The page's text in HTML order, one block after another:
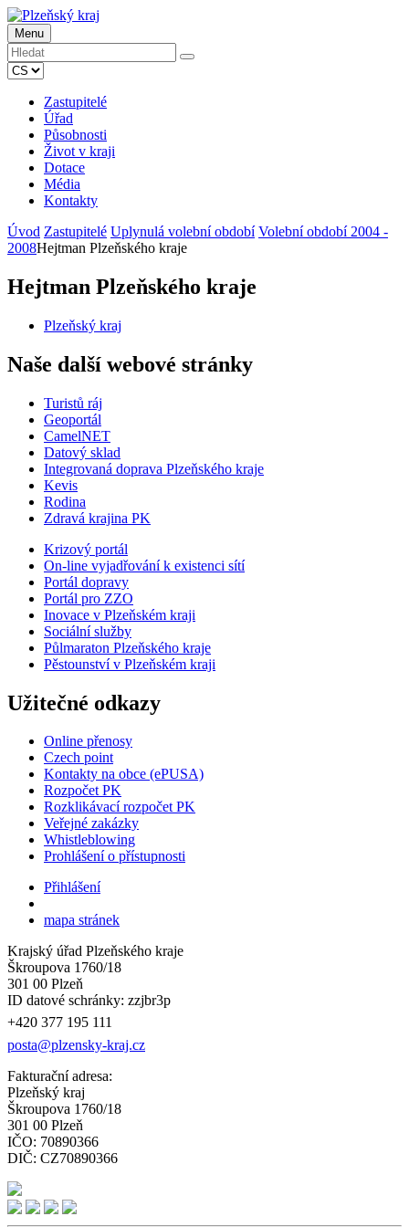
Menu
Zastupitelé
Úřad
Působnosti
Život v kraji
Dotace
Média
Kontakty
Úvod Zastupitelé Uplynulá volební období Volební období 2004 -
2008Hejtman Plzeňského kraje
Hejtman Plzeňského kraje
Plzeňský kraj
Naše další webové stránky
Turistů ráj
Geoportál
CamelNET
Datový sklad
Integrovaná doprava Plzeňského kraje
Kevis
Rodina
Zdravá krajina PK
Krizový portál
On-line vyjadřování k existenci sítí
Portál dopravy
Portál pro ZZO
Inovace v Plzeňském kraji
Sociální služby
Půlmaraton Plzeňského kraje
Pěstounství v Plzeňském kraji
Užitečné odkazy
Online přenosy
Czech point
Kontakty na obce (ePUSA)
Rozpočet PK
Rozklikávací rozpočet PK
Veřejné zakázky
Whistleblowing
Prohlášení o přístupnosti
Přihlášení
mapa stránek
Krajský úřad Plzeňského kraje
Škroupova 1760/18
301 00 Plzeň
ID datové schránky: zzjbr3p
+420 377 195 111
posta@plzensky-kraj.cz
Fakturační adresa:
Plzeňský kraj
Škroupova 1760/18
301 00 Plzeň
IČO: 70890366
DIČ: CZ70890366